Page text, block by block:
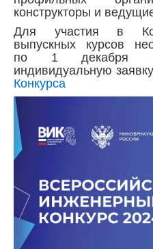
конструкторы и
Для участия в
выпускных курсов
по 1 декабря
индивидуальную
Конкурса